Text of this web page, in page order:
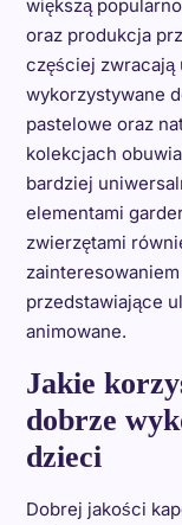
większą
oraz produkcja
częściej zwracają
wykorzystywane
pastelowe oraz
kolekcjach
bardziej
elementami
zwierzętami
przedstawiające
animowane.
Jakie
dobrze
dzieci
Dobrej jakości